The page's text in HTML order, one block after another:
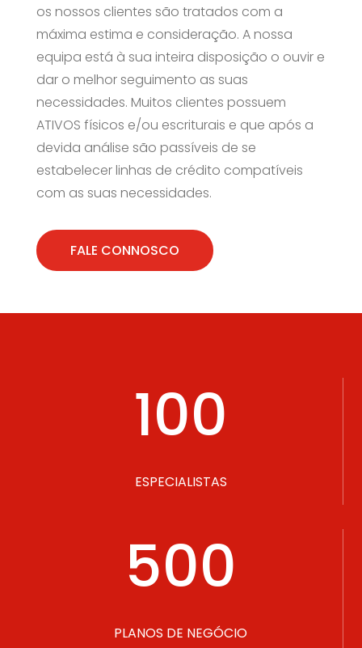
os nossos clientes são tratados com a
máxima estima e consideração. A nossa
equipa está à sua inteira disposição o ouvir e
dar o melhor seguimento as suas
necessidades. Muitos clientes possuem
ATIVOS físicos e/ou escriturais e que após a
devida análise são passíveis de se
estabelecer linhas de crédito compatíveis
com as suas necessidades.
FALE CONNOSCO
100
ESPECIALISTAS
500
PLANOS DE NEGÓCIO